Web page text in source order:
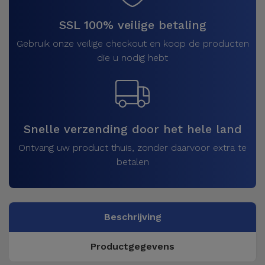
SSL 100% veilige betaling
Gebruik onze veilige checkout en koop de producten
die u nodig hebt
Snelle verzending door het hele land
Ontvang uw product thuis, zonder daarvoor extra te
betalen
Beschrijving
Productgegevens